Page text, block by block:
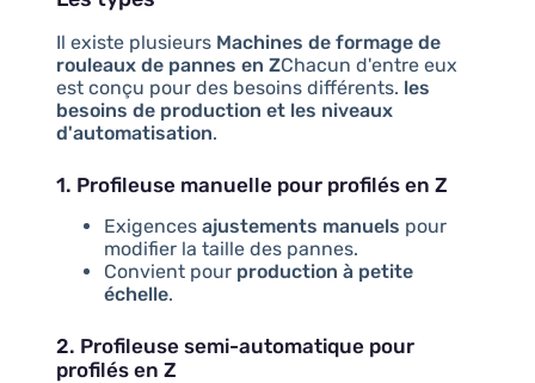
Il existe plusieurs Machines de formage de
rouleaux de pannes en ZChacun d'entre eux
est conçu pour des besoins différents. les
besoins de production et les niveaux
d'automatisation.
1. Profileuse manuelle pour profilés en Z
Exigences ajustements manuels pour
modifier la taille des pannes.
Convient pour production à petite
échelle.
2. Profileuse semi-automatique pour
profilés en Z